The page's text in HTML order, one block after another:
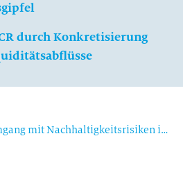
durch Konkretisierung
BaFin-Merkblatt zum Umgang mit Nachhaltigkeitsrisiken im Überblick